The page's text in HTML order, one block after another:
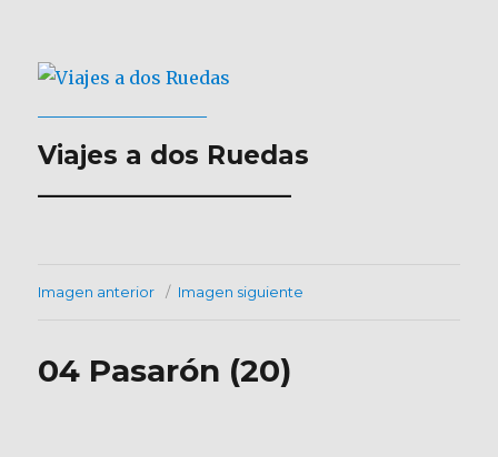
Viajes a dos Ruedas
___________________
Imagen anterior Imagen siguiente
04 Pasarón (20)